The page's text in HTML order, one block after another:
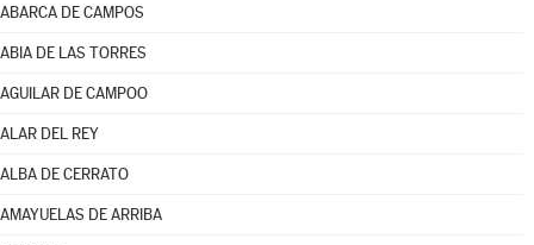
ABARCA DE CAMPOS
ABIA DE LAS TORRES
AGUILAR DE CAMPOO
ALAR DEL REY
ALBA DE CERRATO
AMAYUELAS DE ARRIBA